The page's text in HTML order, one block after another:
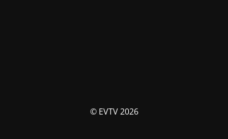
© EVTV 2026